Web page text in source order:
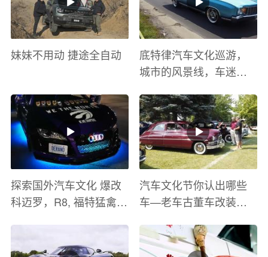
妹妹不用动 捷途全自动
底特律汽车文化巡游，
城市的风景线，车迷的
探索国外汽车文化 爆改
科迈罗，R8, 福特猛禽
汽车文化节你认出哪些
车—老车古董车改装车